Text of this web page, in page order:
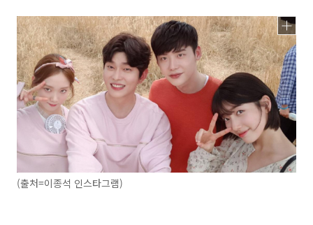
(출처=이종석 인스타그램)